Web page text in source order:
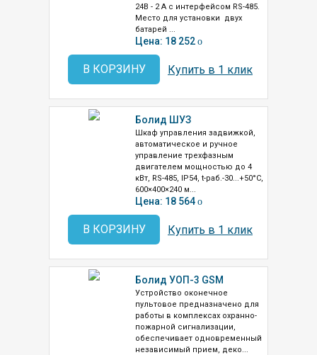
24В - 2 А с интерфейсом RS-485.
Место для установки двух
батарей ...
Цена: 18 252 o
В КОРЗИНУ Купить в 1 клик
Болид ШУЗ
Шкаф управления задвижкой,
автоматическое и ручное
управление трехфазным
двигателем мощностью до 4
кВт, RS-485, IP54, t-раб.-30...+50°С,
600×400×240 м...
Цена: 18 564 o
В КОРЗИНУ Купить в 1 клик
Болид УОП-3 GSM
Устройство оконечное
пультовое предназначено для
работы в комплексах охранно-
пожарной сигнализации,
обеспечивает одновременный
независимый прием, деко...